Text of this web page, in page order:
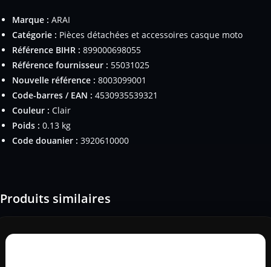
Marque : ARAI
Catégorie : Pièces détachées et accessoires casque moto
Référence BIHR : 899000698055
Référence fournisseur : 55031025
Nouvelle référence : 8003099001
Code-barres / EAN : 4530935539321
Couleur : Clair
Poids : 0.13 kg
Code douanier : 3920610000
Produits similaires